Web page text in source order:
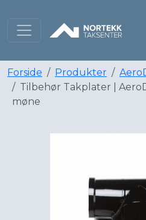
Forside Produkter
Tilbehør Takplater |
møne